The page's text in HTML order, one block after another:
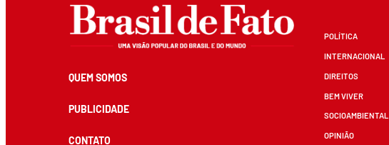
QUEM SOMOS
PUBLICIDADE
CONTATO
POLÍTICA
INTERNACIONAL
DIREITOS
BEM VIVER
SOCIOAMBIENTAL
OPINIÃO